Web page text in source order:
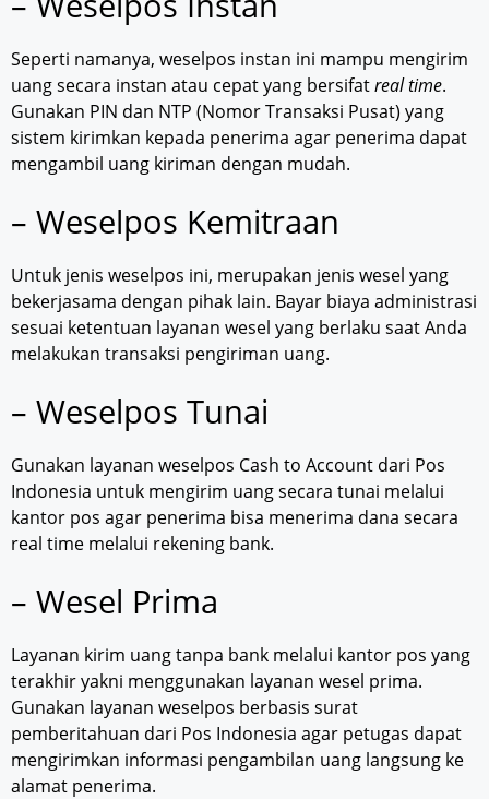
Seperti namanya, weselpos instan ini mampu mengirim
uang secara instan atau cepat yang bersifatreal time.
Gunakan PIN dan NTP (Nomor Transaksi Pusat) yang
sistem kirimkan kepada penerima agar penerima dapat
mengambil uang kiriman dengan mudah.
– Weselpos Kemitraan
Untuk jenis weselpos ini, merupakan jenis wesel yang
bekerjasama dengan pihak lain. Bayar biaya administrasi
sesuai ketentuan layanan wesel yang berlaku saat Anda
melakukan transaksi pengiriman uang.
– Weselpos Tunai
Gunakan layanan weselpos Cash to Account dari Pos
Indonesia untuk mengirim uang secara tunai melalui
kantor pos agar penerima bisa menerima dana secara
real time melalui rekening bank.
– Wesel Prima
Layanan kirim uang tanpa bank melalui kantor pos yang
terakhir yakni menggunakan layanan wesel prima.
Gunakan layanan weselpos berbasis surat
pemberitahuan dari Pos Indonesia agar petugas dapat
mengirimkan informasi pengambilan uang langsung ke
alamat penerima.